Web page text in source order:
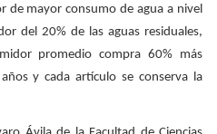
de mayor consumo de agua a nivel
del 20% de las aguas residuales,
promedio compra 60% más
y cada artículo se conserva la